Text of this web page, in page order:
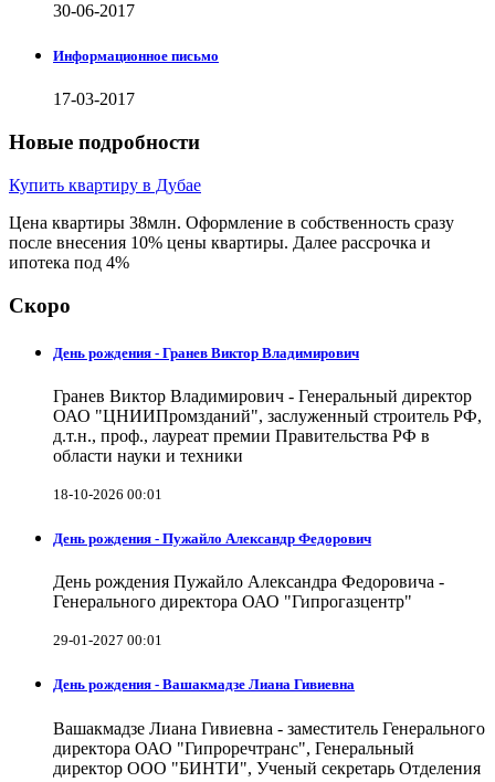
30-06-2017
Информационное письмо
17-03-2017
Новые подробности
Купить квартиру в Дубае
Цена квартиры 38млн. Оформление в собственность сразу
после внесения 10% цены квартиры. Далее рассрочка и
ипотека под 4%
Скоро
День рождения - Гранев Виктор Владимирович
Гранев Виктор Владимирович - Генеральный директор
ОАО "ЦНИИПромзданий", заслуженный строитель РФ,
д.т.н., проф., лауреат премии Правительства РФ в
области науки и техники
18-10-2026 00:01
День рождения - Пужайло Александр Федорович
День рождения Пужайло Александра Федоровича -
Генерального директора ОАО "Гипрогазцентр"
29-01-2027 00:01
День рождения - Вашакмадзе Лиана Гивиевна
Вашакмадзе Лиана Гивиевна - заместитель Генерального
директора ОАО "Гипроречтранс", Генеральный
директор ООО "БИНТИ", Ученый секретарь Отделения